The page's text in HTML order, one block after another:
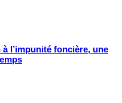
l’impunité foncière, une